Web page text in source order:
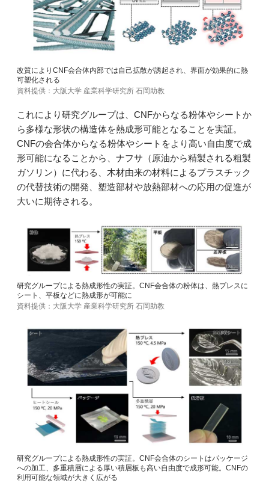
改質によりCNF会合体内部では自己拡散が誘起され、界面が効果的に熱
可塑化される
資料提供：大阪大学 産業科学研究所 石岡助教
これにより研究グループは、CNFからなる粉体やシートか
ら多様な形状の構造体を熱成形可能となることを実証。
CNFの会合体からなる粉体やシートをより高い自由度で成
形可能になることから、ナフサ（原油から精製される粗製
ガソリン）に代わる、木材由来の材料によるプラスチック
の代替技術の開発、塑造部材や放熱部材への応用の促進が
大いに期待される。
研究グループによる熱成形性の実証。CNF会合体の粉体は、熱プレスに
シート、平板などに熱成形が可能に
資料提供：大阪大学 産業科学研究所 石岡助教
研究グループによる熱成形性の実証。CNF会合体のシートはパッケージ
への加工、多重積層による厚い積層板も高い自由度で成形可能。CNFの
利用可能な領域が大きく広がる